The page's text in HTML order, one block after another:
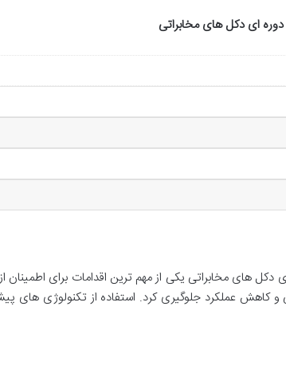
ای دکل های مخابراتی
دکل های مخابراتی یکی از مهم ترین اقدامات برای
و کاهش عملکرد جلوگیری کرد. استفاده از تکنولوژی های